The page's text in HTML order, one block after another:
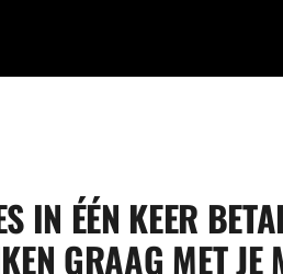
IN ÉÉN KEER
GRAAG MET JE